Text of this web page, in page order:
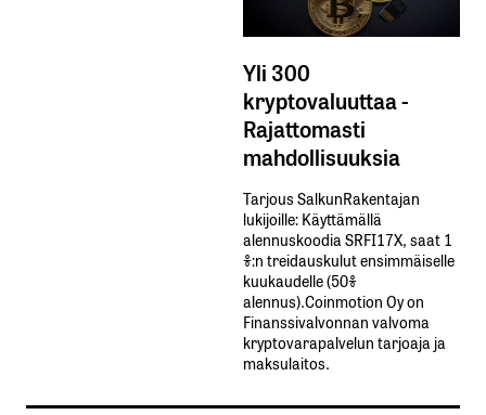
Yli 300
kryptovaluuttaa -
Rajattomasti
mahdollisuuksia
Tarjous SalkunRakentajan
lukijoille: Käyttämällä​ ​
alennuskoodia​ ​SRFI17X,​ ​saat​ ​1
%:n treidauskulut​ ​ensimmäiselle​ ​
kuukaudelle​ ​(50%​ ​
alennus).Coinmotion Oy on
Finanssivalvonnan valvoma
kryptovarapalvelun tarjoaja ja
maksulaitos.